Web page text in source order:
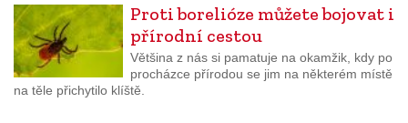
Proti borelióze můžete bojovat i
přírodní cestou
Většina z nás si pamatuje na okamžik, kdy po
procházce přírodou se jim na některém místě
na těle přichytilo klíště.